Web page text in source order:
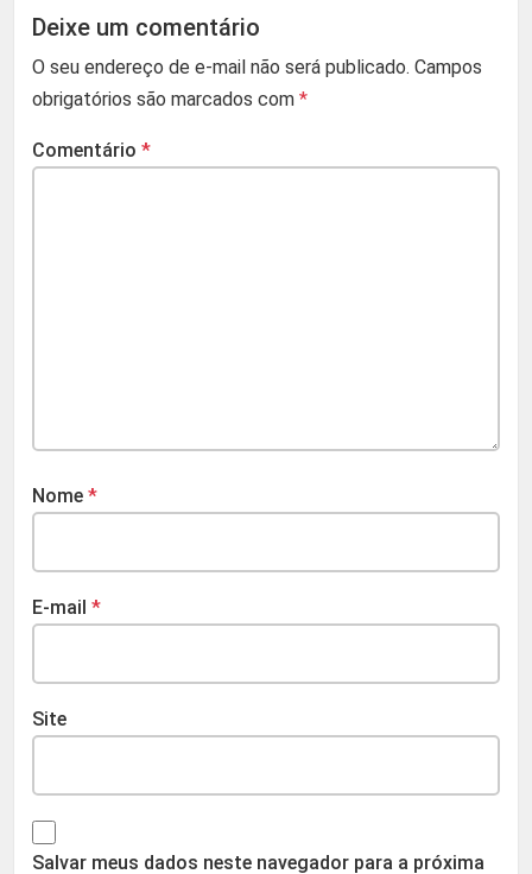
Deixe um comentário
O seu endereço de e-mail não será publicado. Campos
obrigatórios são marcados com *
Comentário *
Nome *
E-mail *
Site
Salvar meus dados neste navegador para a próxima